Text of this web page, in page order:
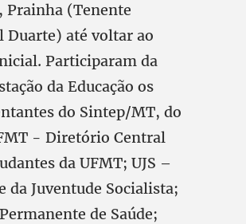
Prainha (Tenente
Duarte) até voltar ao
Participaram da
da Educação os
do Sintep/MT, do
- Diretório Central
da UFMT; UJS –
da Juventude Socialista;
de Saúde;